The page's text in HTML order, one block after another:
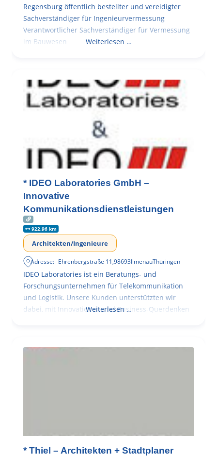
Regensburg öffentlich bestellter und vereidigter
Sachverständiger für Ingenieurvermessung
Verantwortlicher Sachverständiger für Vermessung
im Bauwesen
Weiterlesen …
* IDEO Laboratories GmbH –
Innovative
Kommunikationsdienstleistungen
922.96 km
Architekten/Ingenieure
Adresse: Ehrenbergstraße 11,98693IlmenauThüringen
IDEO Laboratories ist ein Beratungs- und
Forschungsunternehmen für Telekommunikation
und Logistik. Unsere Kunden unterstützten wir
dabei, mit Innovationen und Business-Querdenken
Weiterlesen …
* Thiel – Architekten + Stadtplaner